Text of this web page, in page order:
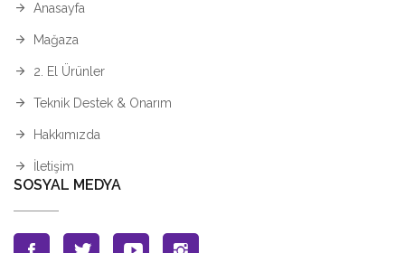
Anasayfa
Mağaza
2. El Ürünler
Teknik Destek & Onarım
Hakkımızda
İletişim
SOSYAL MEDYA